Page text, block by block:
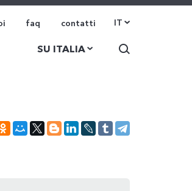
faq contatti IT
SU ITALIA